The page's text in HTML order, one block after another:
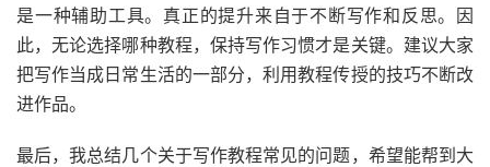
是一种辅助工具。真正的提升来自于不断写作和反思。因
此，无论选择哪种教程，保持写作习惯才是关键。建议大家
把写作当成日常生活的一部分，利用教程传授的技巧不断改
进作品。
最后，我总结几个关于写作教程常见的问题，希望能帮到大